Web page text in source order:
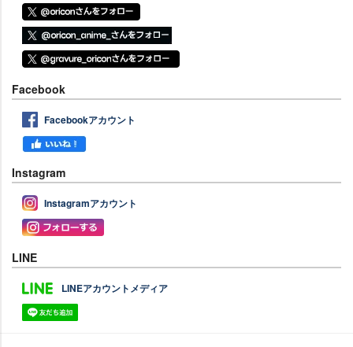
Facebook
Facebookアカウント
Instagram
Instagramアカウント
LINE
LINEアカウントメディア